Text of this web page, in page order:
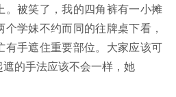
。被笑了，我的四角裤有一小摊
学妹不约而同的往牌桌下看，
有手遮住重要部位。大家应该可
的手法应该不会一样，她